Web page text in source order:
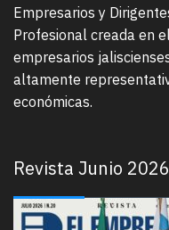
Empresarios y
Profesional creada en
empresarios
altamente
económicas.
Revista Junio 2026